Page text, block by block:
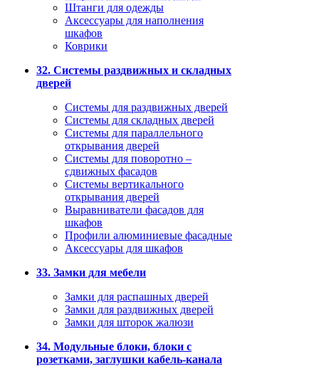
Штанги для одежды
Аксессуары для наполнения
шкафов
Коврики
32. Системы раздвижных и складных
дверей
Системы для раздвижных дверей
Системы для складных дверей
Системы для параллельного
открывания дверей
Системы для поворотно –
сдвижных фасадов
Системы вертикального
открывания дверей
Выравниватели фасадов для
шкафов
Профили алюминиевые фасадные
Аксессуары для шкафов
33. Замки для мебели
Замки для распашных дверей
Замки для раздвижных дверей
Замки для шторок жалюзи
34. Модульные блоки, блоки с
розетками, заглушки кабель-канала